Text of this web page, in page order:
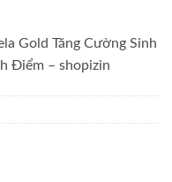
Gold Tăng Cường Sinh
Điểm – shopizin